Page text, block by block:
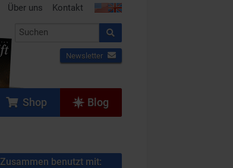
Über uns Kontakt
Newsletter
Shop Blog
Zusammen benutzt mit: